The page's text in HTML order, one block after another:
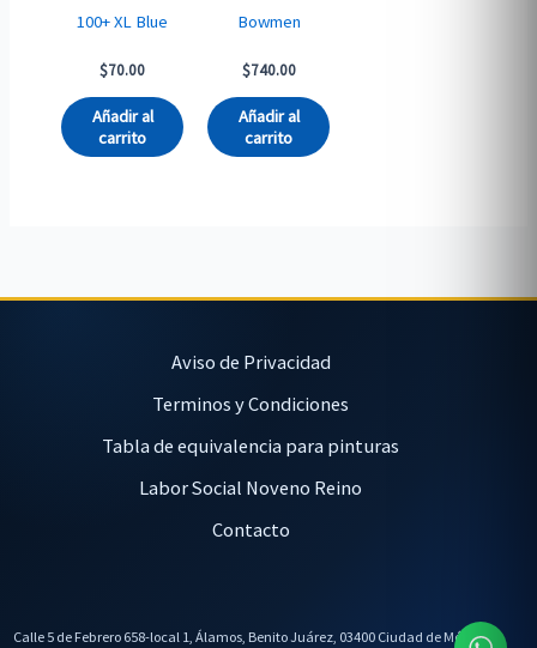
100+ XL Blue
$70.00
Añadir al
carrito
Bowmen
$740.00
Añadir al
carrito
Aviso de Privacidad
Terminos y Condiciones
Tabla de equivalencia para pinturas
Labor Social Noveno Reino
Contacto
Calle 5 de Febrero 658-local 1, Álamos, Benito Juárez, 03400 Ciudad de México,